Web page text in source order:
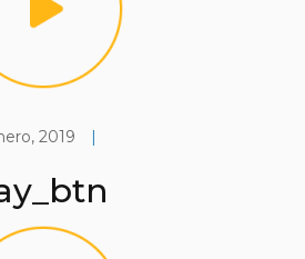
2019 |